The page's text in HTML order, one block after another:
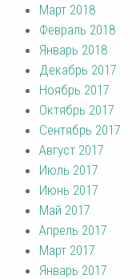
Март 2018
Февраль 2018
Январь 2018
Декабрь 2017
Ноябрь 2017
Октябрь 2017
Сентябрь 2017
Август 2017
Июль 2017
Июнь 2017
Май 2017
Апрель 2017
Март 2017
Январь 2017